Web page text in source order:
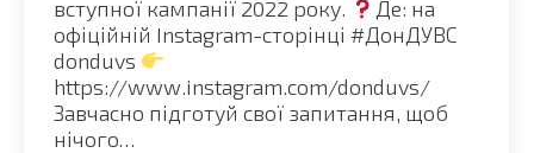
вступної кампанії 2022 року.
Де: на
офіційній Instagram-сторінці #ДонДУВС
donduvs
https://www.instagram.com/donduvs/
Завчасно підготуй свої запитання, щоб
нічого…